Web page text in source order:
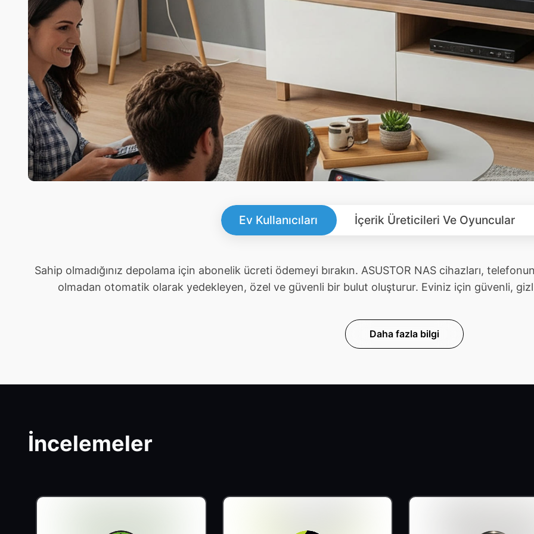
Ev Kullanıcıları İçerik Üreticileri Ve Oyuncular
Sahip olmadığınız depolama için abonelik ücreti ödemeyi bırakın. ASUSTOR NAS cihazları,
olmadan otomatik olarak yedekleyen, özel ve güvenli bir bulut oluşturur. Eviniz için güvenli,
Daha fazla bilgi
İncelemeler